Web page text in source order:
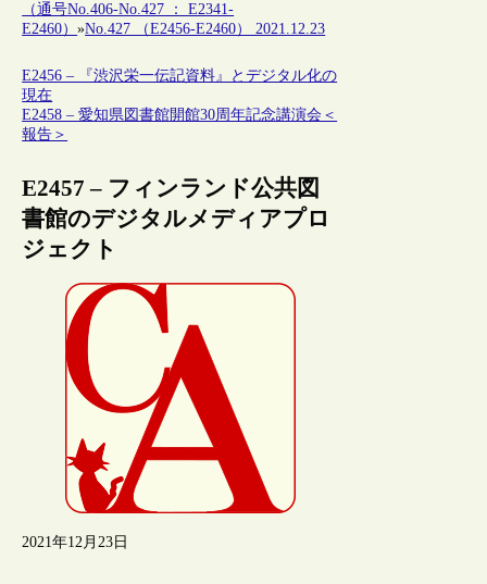
（通号No.406-No.427 ： E2341-
E2460）»No.427 （E2456-E2460） 2021.12.23
E2456 – 『渋沢栄一伝記資料』とデジタル化の
現在
E2458 – 愛知県図書館開館30周年記念講演会＜
報告＞
E2457 – フィンランド公共図
書館のデジタルメディアプロ
ジェクト
2021年12月23日